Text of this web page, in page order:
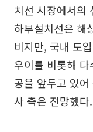
치선 시장에서의
하부설치선은 해
비지만, 국내 도
우이를 비롯해
공을 앞두고 있
사 측은 전망했다.